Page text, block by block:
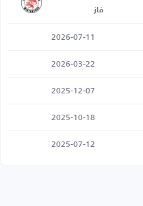
فاز
2026-07-11
2026-03-22
2025-12-07
2025-10-18
2025-07-12